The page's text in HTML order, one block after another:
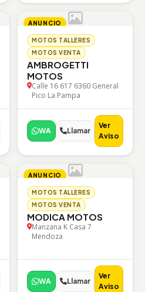
ANUNCIO
MOTOS TALLERES
MOTOS VENTA
AMBROGETTI
MOTOS
Calle 16 617 6360 General
Pico La Pampa
WA Llamar
Ver
Aviso
ANUNCIO
MOTOS TALLERES
MOTOS VENTA
MODICA MOTOS
Manzana K Casa 7
Mendoza
WA Llamar
Ver
Aviso